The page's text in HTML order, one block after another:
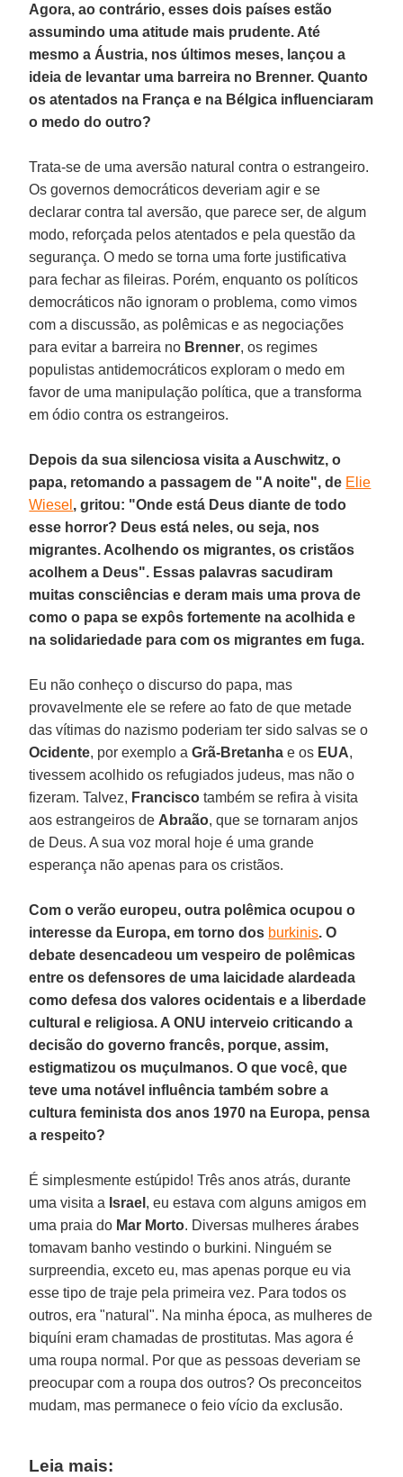
Agora, ao contrário, esses dois países estão
assumindo uma atitude mais prudente. Até
mesmo a Áustria, nos últimos meses, lançou a
ideia de levantar uma barreira no Brenner. Quanto
os atentados na França e na Bélgica influenciaram
o medo do outro?
Trata-se de uma aversão natural contra o estrangeiro.
Os governos democráticos deveriam agir e se
declarar contra tal aversão, que parece ser, de algum
modo, reforçada pelos atentados e pela questão da
segurança. O medo se torna uma forte justificativa
para fechar as fileiras. Porém, enquanto os políticos
democráticos não ignoram o problema, como vimos
com a discussão, as polêmicas e as negociações
para evitar a barreira no Brenner, os regimes
populistas antidemocráticos exploram o medo em
favor de uma manipulação política, que a transforma
em ódio contra os estrangeiros.
Depois da sua silenciosa visita a Auschwitz, o
papa, retomando a passagem de "A noite", de Elie
Wiesel , gritou: "Onde está Deus diante de todo
esse horror? Deus está neles, ou seja, nos
migrantes. Acolhendo os migrantes, os cristãos
acolhem a Deus". Essas palavras sacudiram
muitas consciências e deram mais uma prova de
como o papa se expôs fortemente na acolhida e
na solidariedade para com os migrantes em fuga.
Eu não conheço o discurso do papa, mas
provavelmente ele se refere ao fato de que metade
das vítimas do nazismo poderiam ter sido salvas se o
Ocidente, por exemplo aGrã-Bretanha e os EUA,
tivessem acolhido os refugiados judeus, mas não o
fizeram. Talvez, Francisco também se refira à visita
aos estrangeiros de Abraão, que se tornaram anjos
de Deus. A sua voz moral hoje é uma grande
esperança não apenas para os cristãos.
Com o verão europeu, outra polêmica ocupou o
interesse da Europa, em torno dos burkinis. O
debate desencadeou um vespeiro de polêmicas
entre os defensores de uma laicidade alardeada
como defesa dos valores ocidentais e a liberdade
cultural e religiosa. A ONU interveio criticando a
decisão do governo francês, porque, assim,
estigmatizou os muçulmanos. O que você, que
teve uma notável influência também sobre a
cultura feminista dos anos 1970 na Europa, pensa
a respeito?
É simplesmente estúpido! Três anos atrás, durante
uma visita a Israel , eu estava com alguns amigos em
uma praia do Mar Morto. Diversas mulheres árabes
tomavam banho vestindo o burkini. Ninguém se
surpreendia, exceto eu, mas apenas porque eu via
esse tipo de traje pela primeira vez. Para todos os
outros, era "natural". Na minha época, as mulheres de
biquíni eram chamadas de prostitutas. Mas agora é
uma roupa normal. Por que as pessoas deveriam se
preocupar com a roupa dos outros? Os preconceitos
mudam, mas permanece o feio vício da exclusão.
Leia mais: